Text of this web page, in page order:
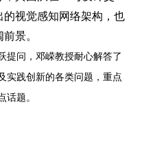
的视觉感知网络架构，也
景。
提问，邓嵘教授耐心解答了
实践创新的各类问题，重点
话题。